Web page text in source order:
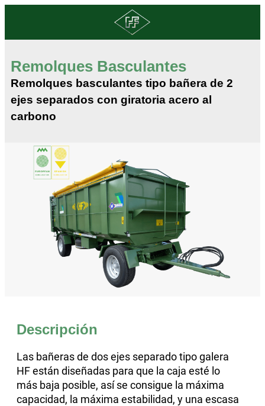
Remolques Basculantes
Remolques basculantes tipo bañera de 2
ejes separados con giratoria acero al
carbono
Descripción
Las bañeras de dos ejes separado tipo galera
HF están diseñadas para que la caja esté lo
más baja posible, así se consigue la máxima
capacidad, la máxima estabilidad, y una escasa